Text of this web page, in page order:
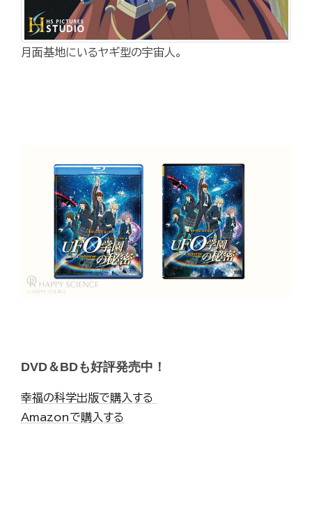
月面基地にいるヤギ型の宇宙人。
DVD＆BDも好評発売中！
幸福の科学出版で購入する
Amazonで購入する